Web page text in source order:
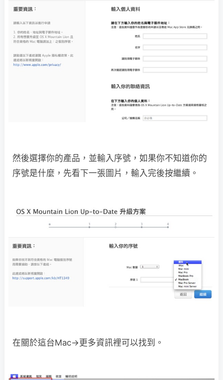
然後選擇你的產品，並輸入序號，如果你不知道你的
序號是什麼，先看下一張圖片，輸入完後按繼續。
在關於這台Mac→更多資訊裡可以找到。